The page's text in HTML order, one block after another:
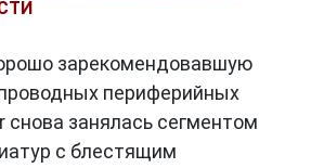
игровые
клавишами и
функций для
в играх.
зарекомендовавшую
периферийных
снова занялась сегментом
с блестящим